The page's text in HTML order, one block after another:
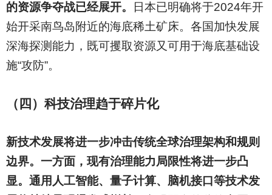
的资源争夺战已经展开。
日本已明确将于2024年开
始开采南鸟岛附近的海底稀土矿床。各国加快发展
深海探测能力，既可攫取资源又可用于海底基础设
施“攻防”。
（四）科技治理趋于碎片化
新技术发展将进一步冲击传统全球治理架构和规则
边界。一方面，现有治理能力局限性将进一步凸
显。通用人工智能、量子计算、脑机接口等技术发